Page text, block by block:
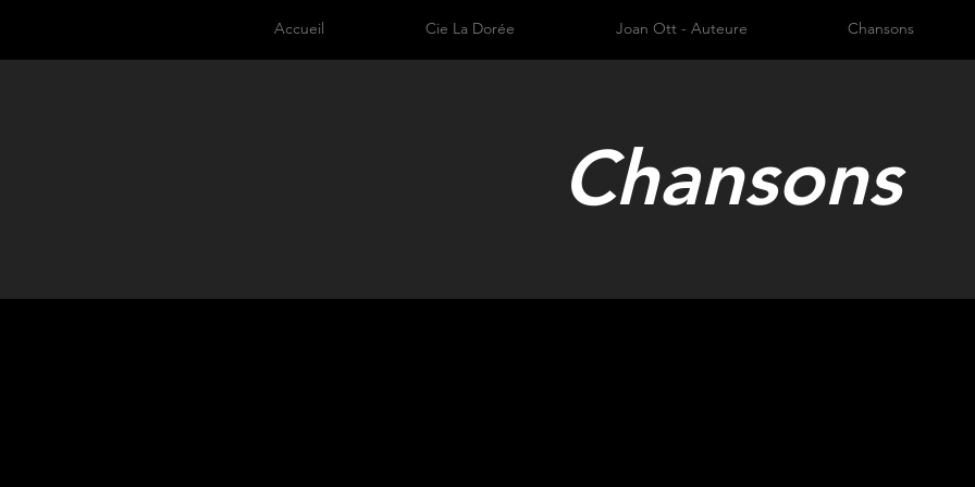
Accueil Cie La Dorée Joan Ott - Auteure Chansons
Chansons